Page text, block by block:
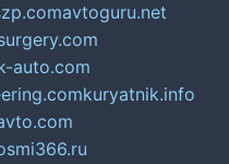
avtoguru.net
auto.com
kuryatnik.info
smi366.ru